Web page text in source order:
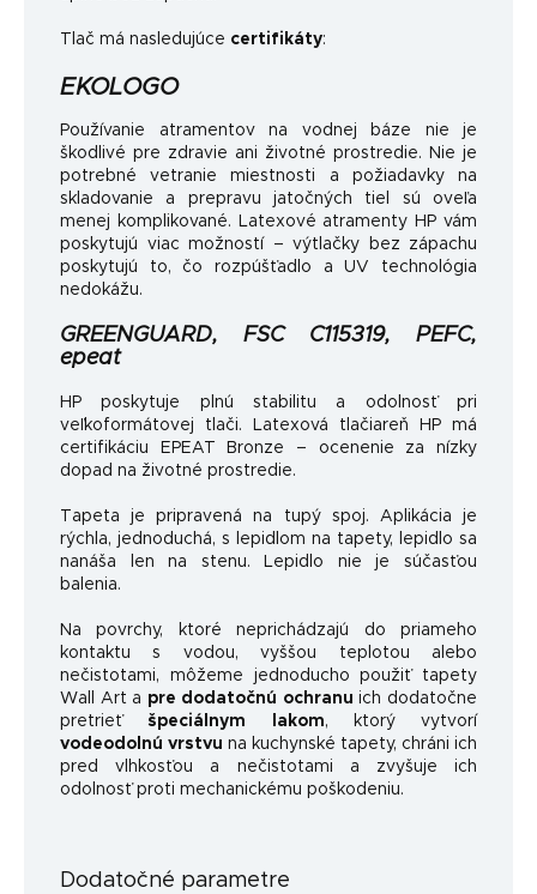
Tlač má nasledujúce certifikáty:
EKOLOGO
Používanie atramentov na vodnej báze nie je
škodlivé pre zdravie ani životné prostredie. Nie je
potrebné vetranie miestnosti a požiadavky na
skladovanie a prepravu jatočných tiel sú oveľa
menej komplikované. Latexové atramenty HP vám
poskytujú viac možností – výtlačky bez zápachu
poskytujú to, čo rozpúšťadlo a UV technológia
nedokážu.
GREENGUARD, FSC C115319, PEFC,
epeat
HP poskytuje plnú stabilitu a odolnosť pri
veľkoformátovej tlači. Latexová tlačiareň HP má
certifikáciu EPEAT Bronze – ocenenie za nízky
dopad na životné prostredie.
Tapeta je pripravená na tupý spoj. Aplikácia je
rýchla, jednoduchá, s lepidlom na tapety, lepidlo sa
nanáša len na stenu. Lepidlo nie je súčasťou
balenia.
Na povrchy, ktoré neprichádzajú do priameho
kontaktu s vodou, vyššou teplotou alebo
nečistotami, môžeme jednoducho použiť tapety
Wall Art a pre dodatočnú ochranu ich dodatočne
pretrieťšpeciálnym lakom, ktorý vytvorí
vodeodolnú vrstvu na kuchynské tapety, chráni ich
pred vlhkosťou a nečistotami a zvyšuje ich
odolnosť proti mechanickému poškodeniu.
Dodatočné parametre